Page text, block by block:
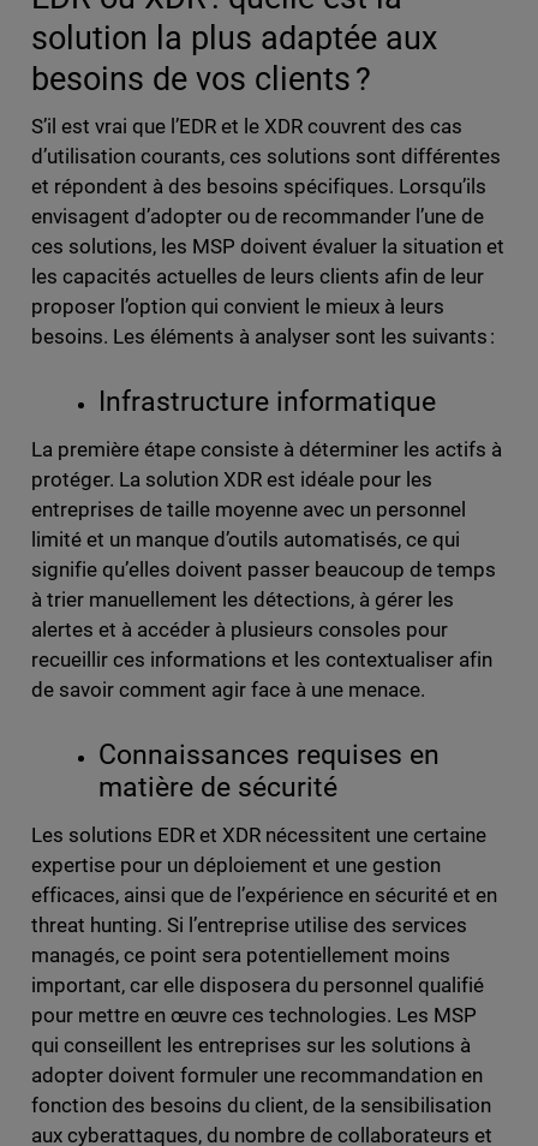
solution la plus adaptée aux
besoins de vos clients ?
S’il est vrai que l’EDR et le XDR couvrent des cas
d’utilisation courants, ces solutions sont différentes
et répondent à des besoins spécifiques. Lorsqu’ils
envisagent d’adopter ou de recommander l’une de
ces solutions, les MSP doivent évaluer la situation et
les capacités actuelles de leurs clients afin de leur
proposer l’option qui convient le mieux à leurs
besoins. Les éléments à analyser sont les suivants :
Infrastructure informatique
La première étape consiste à déterminer les actifs à
protéger. La solution XDR est idéale pour les
entreprises de taille moyenne avec un personnel
limité et un manque d’outils automatisés, ce qui
signifie qu’elles doivent passer beaucoup de temps
à trier manuellement les détections, à gérer les
alertes et à accéder à plusieurs consoles pour
recueillir ces informations et les contextualiser afin
de savoir comment agir face à une menace.
Connaissances requises en
matière de sécurité
Les solutions EDR et XDR nécessitent une certaine
expertise pour un déploiement et une gestion
efficaces, ainsi que de l’expérience en sécurité et en
threat hunting. Si l’entreprise utilise des services
managés, ce point sera potentiellement moins
important, car elle disposera du personnel qualifié
pour mettre en œuvre ces technologies. Les MSP
qui conseillent les entreprises sur les solutions à
adopter doivent formuler une recommandation en
fonction des besoins du client, de la sensibilisation
aux cyberattaques, du nombre de collaborateurs et